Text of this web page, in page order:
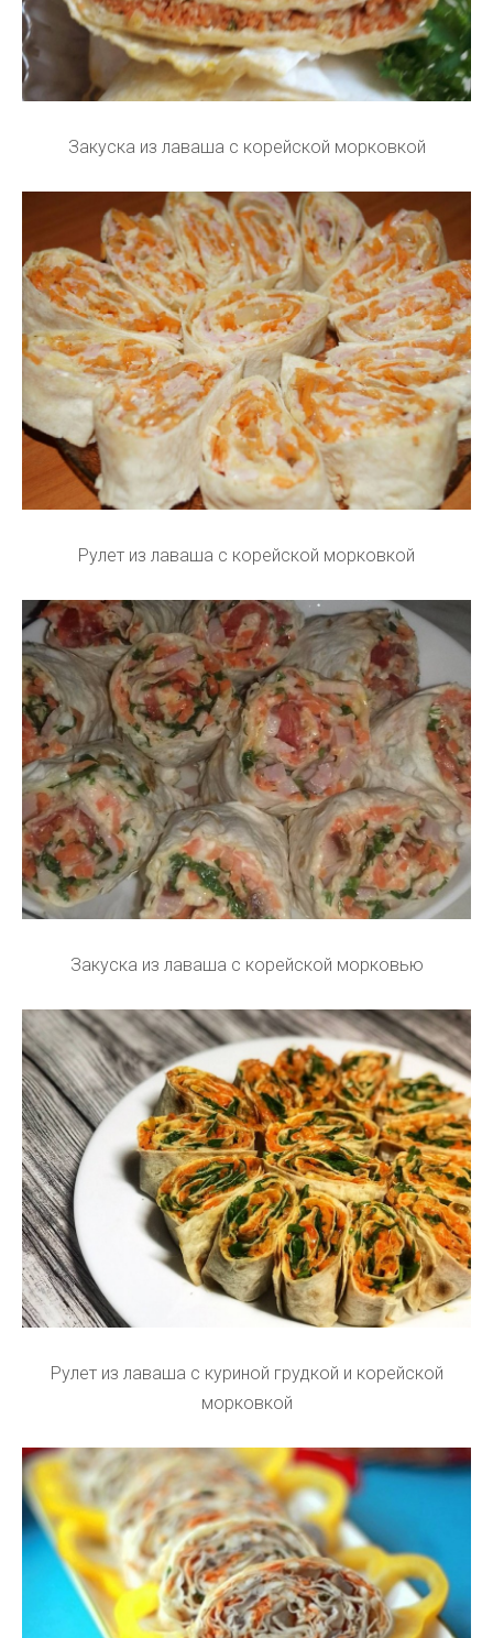
Закуска из лаваша с корейской морковкой
Рулет из лаваша с корейской морковкой
Закуска из лаваша с корейской морковью
Рулет из лаваша с куриной грудкой и корейской
морковкой